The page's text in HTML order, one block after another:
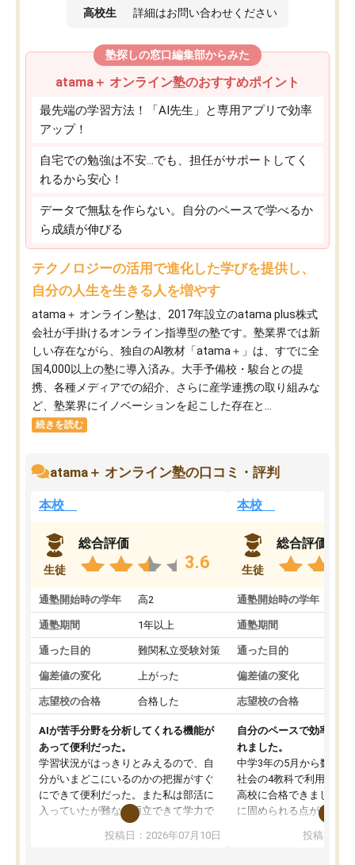
高校生 詳細はお問い合わせください
塾探しの窓口編集部からみた
atama＋ オンライン塾のおすすめポイント
最先端の学習方法！「AI先生」と専用アプリで効率
アップ！
自宅での勉強は不安…でも、担任がサポートしてく
れるから安心！
データで無駄を作らない。自分のペースで学べるか
ら成績が伸びる
テクノロジーの活用で進化した学びを提供し、
自分の人生を生きる人を増やす
atama＋ オンライン塾は、2017年設立のatama plus株式
会社が手掛けるオンライン指導型の塾です。塾業界では新
しい存在ながら、独自のAI教材「atama＋」は、すでに全
国4,000以上の塾に導入済み。大手予備校・駿台との提
携、各種メディアでの紹介、さらに産学連携の取り組みな
ど、塾業界にイノベーションを起こした存在と...
続きを読む
atama＋ オンライン塾の口コミ・評判
本校
生徒
総合評価
3.6
通塾開始時の学年 高2
通塾期間 1年以上
通った目的 難関私立受験対策
偏差値の変化 上がった
志望校の合格 合格した
AIが苦手分野を分析してくれる機能が
あって便利だった。
学習状況がはっきりとみえるので、自
分がいまどこにいるのかの把握がすぐ
にできて便利だった。また私は部活に
入っていたが難なく両立できて学力で
も部活でも結果を残すことができてよ
かった。また問題演習の際に、自分が
投稿日：2026年07月10日
本校
生徒
総合評価
通塾開始時の学年
通塾期間
通った目的
偏差値の変化
志望校の合格
自分のペースで効率よく
れました。
中学3年の5月から数学・
社会の4教科で利用し、
高校に合格できました。
に固められる点が魅力で
項目のおかげで、手軽
投稿日：